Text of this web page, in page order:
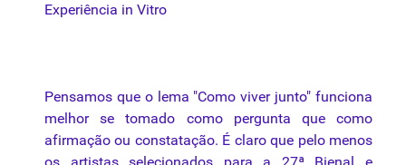
Experiência in Vitro
Pensamos que o lema "Como viver junto" funciona
melhor se tomado como pergunta que como
afirmação ou constatação. É claro que pelo menos